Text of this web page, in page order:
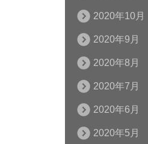
2020年10月
2020年9月
2020年8月
2020年7月
2020年6月
2020年5月